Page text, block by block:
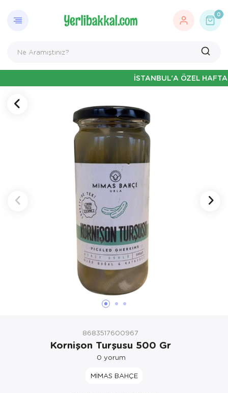
0
İSTANBUL'A ÖZEL HAFTAİÇİ
8683517600967
Kornişon Turşusu 500 Gr
0 yorum
MİMAS BAHÇE